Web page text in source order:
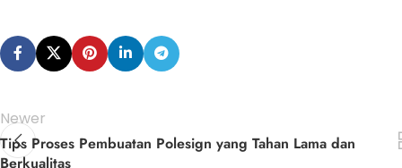
Newer
Tips Proses Pembuatan Polesign yang Tahan Lama dan
Berkualitas